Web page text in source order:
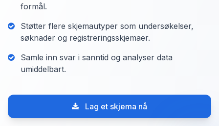
formål.
Støtter flere skjemautyper som undersøkelser,
søknader og registreringsskjemaer.
Samle inn svar i sanntid og analyser data
umiddelbart.
Lag et skjema nå